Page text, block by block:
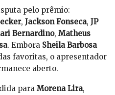
pelo prêmio:
, Jackson Fonseca, JP
Bernardino, Matheus
. Embora Sheila Barbosa
favoritas, o apresentador
aberto.
para Morena Lira,